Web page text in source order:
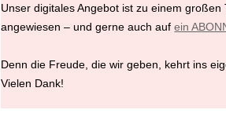
Unser digitales Angebot ist zu einem
angewiesen – und gerne auch aufein
Denn die Freude, die wir geben, kehrt ins
Vielen Dank!